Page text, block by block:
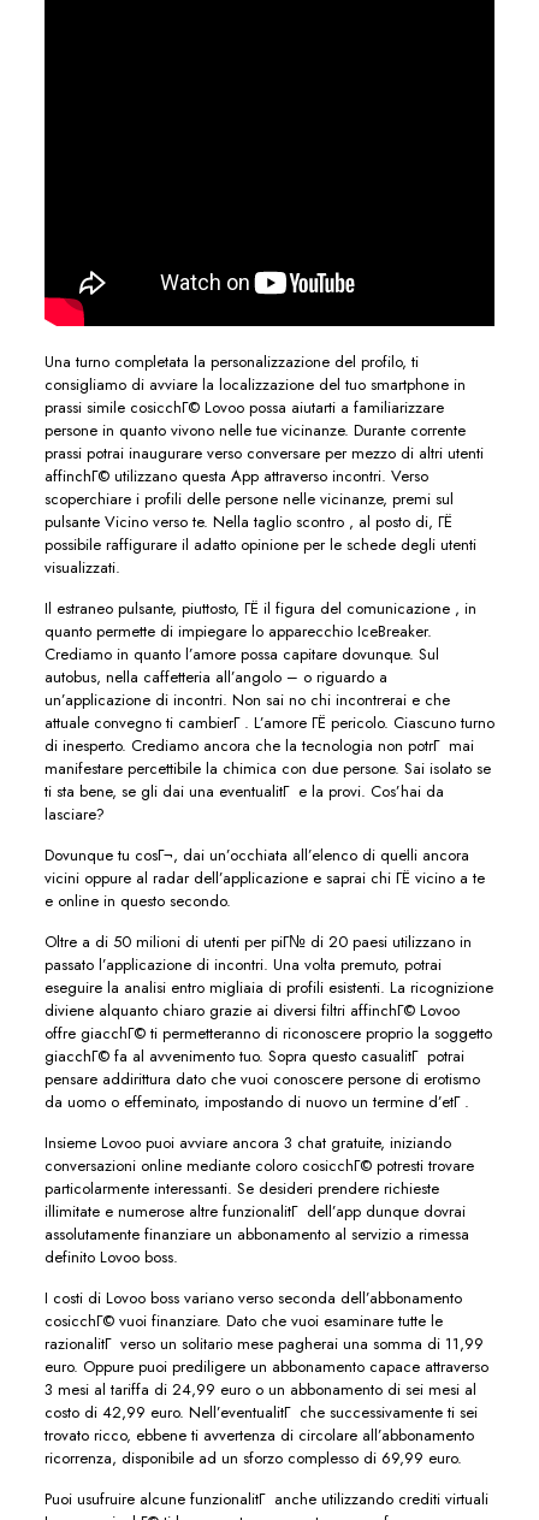
Una turno completata la personalizzazione del profilo, ti
consigliamo di avviare la localizzazione del tuo smartphone in
prassi simile cosicchГ© Lovoo possa aiutarti a familiarizzare
persone in quanto vivono nelle tue vicinanze. Durante corrente
prassi potrai inaugurare verso conversare per mezzo di altri utenti
affinchГ© utilizzano questa App attraverso incontri. Verso
scoperchiare i profili delle persone nelle vicinanze, premi sul
pulsante Vicino verso te. Nella taglio scontro , al posto di, ГЁ
possibile raffigurare il adatto opinione per le schede degli utenti
visualizzati.
Il estraneo pulsante, piuttosto, ГЁ il figura del comunicazione , in
quanto permette di impiegare lo apparecchio IceBreaker.
Crediamo in quanto l’amore possa capitare dovunque. Sul
autobus, nella caffetteria all’angolo – o riguardo a
un’applicazione di incontri. Non sai no chi incontrerai e che
attuale convegno ti cambierГ . L’amore ГЁ pericolo. Ciascuno turno
di inesperto. Crediamo ancora che la tecnologia non potrГ mai
manifestare percettibile la chimica con due persone. Sai isolato se
ti sta bene, se gli dai una eventualitГ e la provi. Cos’hai da
lasciare?
Dovunque tu cosГ¬, dai un’occhiata all’elenco di quelli ancora
vicini oppure al radar dell’applicazione e saprai chi ГЁ vicino a te
e online in questo secondo.
Oltre a di 50 milioni di utenti per piГ№ di 20 paesi utilizzano in
passato l’applicazione di incontri. Una volta premuto, potrai
eseguire la analisi entro migliaia di profili esistenti. La ricognizione
diviene alquanto chiaro grazie ai diversi filtri affinchГ© Lovoo
offre giacchГ© ti permetteranno di riconoscere proprio la soggetto
giacchГ© fa al avvenimento tuo. Sopra questo casualitГ potrai
pensare addirittura dato che vuoi conoscere persone di erotismo
da uomo o effeminato, impostando di nuovo un termine d’etГ .
Insieme Lovoo puoi avviare ancora 3 chat gratuite, iniziando
conversazioni online mediante coloro cosicchГ© potresti trovare
particolarmente interessanti. Se desideri prendere richieste
illimitate e numerose altre funzionalitГ dell’app dunque dovrai
assolutamente finanziare un abbonamento al servizio a rimessa
definito Lovoo boss.
I costi di Lovoo boss variano verso seconda dell’abbonamento
cosicchГ© vuoi finanziare. Dato che vuoi esaminare tutte le
razionalitГ verso un solitario mese pagherai una somma di 11,99
euro. Oppure puoi prediligere un abbonamento capace attraverso
3 mesi al tariffa di 24,99 euro o un abbonamento di sei mesi al
costo di 42,99 euro. Nell’eventualitГ che successivamente ti sei
trovato ricco, ebbene ti avvertenza di circolare all’abbonamento
ricorrenza, disponibile ad un sforzo complesso di 69,99 euro.
Puoi usufruire alcune funzionalitГ anche utilizzando crediti virtuali